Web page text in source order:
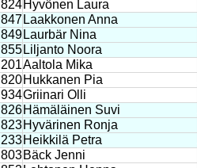
824 Hyvönen Laura
847 Laakkonen Anna
849 Laurbär Nina
855 Liljanto Noora
201Aaltola Mika
820 Hukkanen Pia
934Griinari Olli
826 Hämäläinen Suvi
823 Hyvärinen Ronja
233 Heikkilä Petra
803 Bäck Jenni